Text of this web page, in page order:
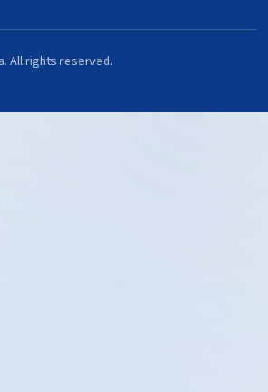
All rights reserved.